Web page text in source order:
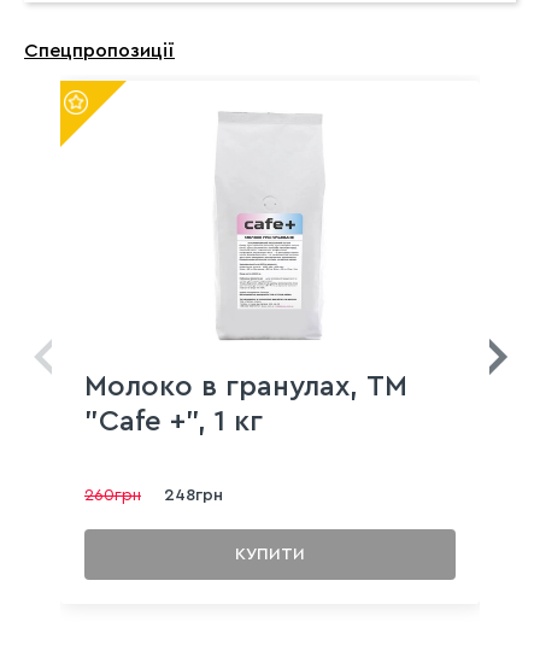
Спецпропозиції
Молоко в гранулах, TM
"Cafe +", 1 кг
260грн 248грн
КУПИТИ